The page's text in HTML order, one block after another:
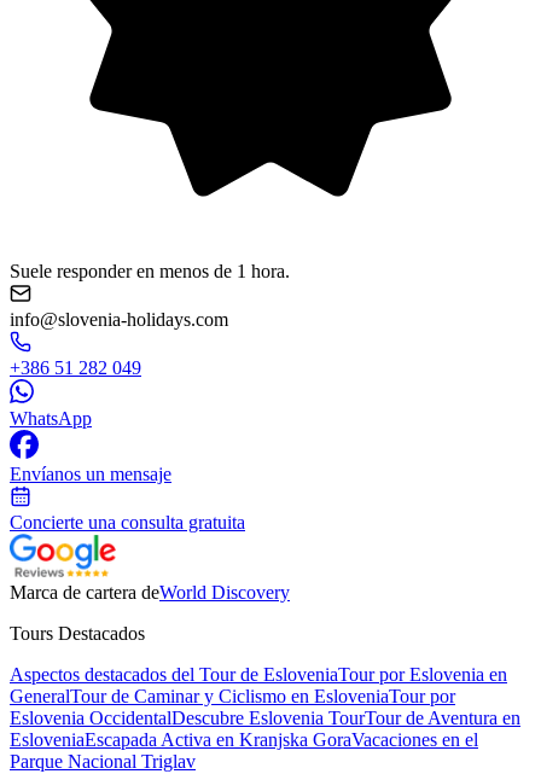
Suele responder en menos de 1 hora.
info@slovenia-holidays.com
+386 51 282 049
WhatsApp
Envíanos un mensaje
Concierte una consulta gratuita
Marca de cartera deWorld Discovery
Tours Destacados
Aspectos destacados del Tour de EsloveniaTour por Eslovenia en
GeneralTour de Caminar y Ciclismo en EsloveniaTour por
Eslovenia OccidentalDescubre Eslovenia TourTour de Aventura en
EsloveniaEscapada Activa en Kranjska GoraVacaciones en el
Parque Nacional Triglav